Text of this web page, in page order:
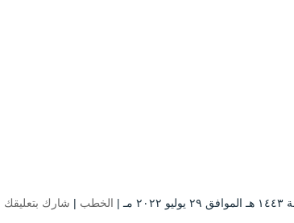
الخطب | شارك بتعليقك